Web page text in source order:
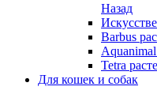
Назад
Barbus
Tetra
Для кошек и собак